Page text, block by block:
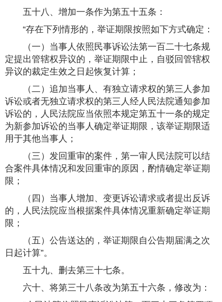
五十八、增加一条作为第五十五条：
“存在下列情形的，举证期限按照如下方式确定：
（一）当事人依照民事诉讼法第一百二十七条规
定提出管辖权异议的，举证期限中止，自驳回管辖权
异议的裁定生效之日起恢复计算；
（二）追加当事人、有独立请求权的第三人参加
诉讼或者无独立请求权的第三人经人民法院通知参加
诉讼的，人民法院应当依照本规定第五十一条的规定
为新参加诉讼的当事人确定举证期限，该举证期限适
用于其他当事人；
（三）发回重审的案件，第一审人民法院可以结
合案件具体情况和发回重审的原因，酌情确定举证期
限；
（四）当事人增加、变更诉讼请求或者提出反诉
的，人民法院应当根据案件具体情况重新确定举证期
限；
（五）公告送达的，举证期限自公告期届满之次
日起计算”。
五十九、删去第三十七条。
六十、将第三十八条改为第五十六条，修改为：